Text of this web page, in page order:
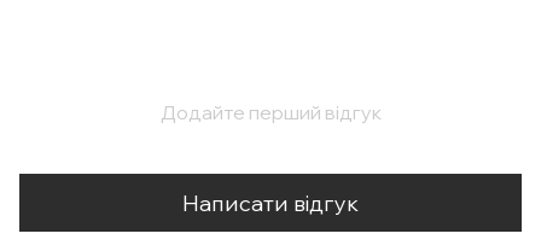
Додайте перший відгук
Написати відгук